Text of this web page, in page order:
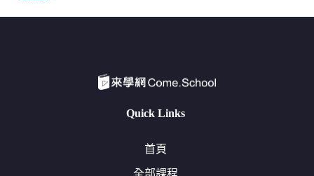
Quick Links
首頁
全部課程